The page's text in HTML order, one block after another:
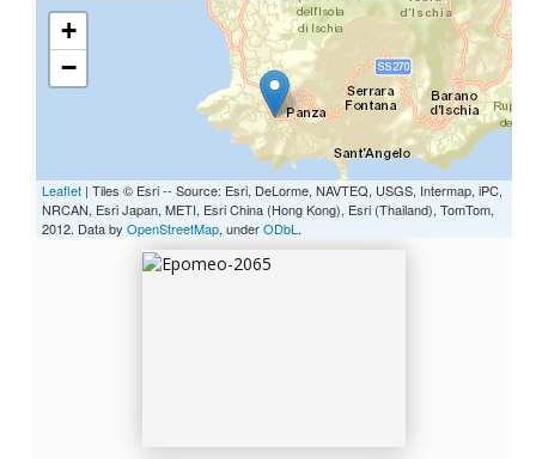
+
−
Leaflet | Tiles © Esri -- Source: Esri, DeLorme, NAVTEQ, USGS, Intermap, iPC,
NRCAN, Esri Japan, METI, Esri China (Hong Kong), Esri (Thailand), TomTom,
2012. Data by OpenStreetMap, underODbL.
EPOMEO-2065